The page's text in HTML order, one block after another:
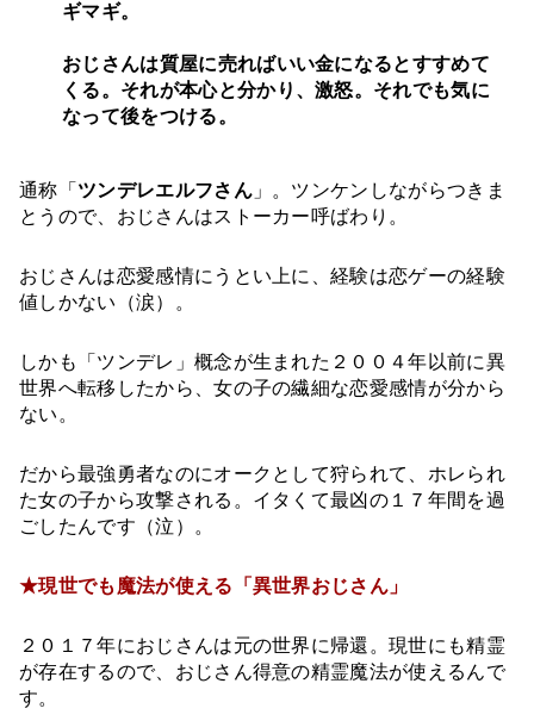
ギマギ。
おじさんは質屋に売ればいい金になるとすすめて
くる。それが本心と分かり、激怒。それでも気に
なって後をつける。
通称「 ツンデレエルフさん」。ツンケンしながらつきま
とうので、おじさんはストーカー呼ばわり。
おじさんは恋愛感情にうとい上に、経験は恋ゲーの経験
値しかない（涙）。
しかも「ツンデレ」概念が生まれた２００４年以前に異
世界へ転移したから、女の子の繊細な恋愛感情が分から
ない。
だから最強勇者なのにオークとして狩られて、ホレられ
た女の子から攻撃される。イタくて最凶の１７年間を過
ごしたんです（泣）。
★現世でも魔法が使える「異世界おじさん」
２０１７年におじさんは元の世界に帰還。現世にも精霊
が存在するので、おじさん得意の精霊魔法が使えるんで
す。